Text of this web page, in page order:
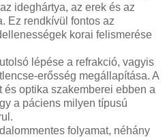
ideghártya, az erek és az
Ez rendkívül fontos az
korai felismerése
lépése a refrakció, vagyis
erősség megállapítása. A
és optika szakemberei ebben a
a páciens milyen típusú
folyamat, néhány